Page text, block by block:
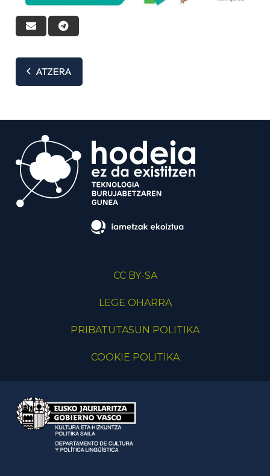
ATZERA
CC BY-SA
LEGE OHARRA
PRIBATUTASUN POLITIKA
COOKIE POLITIKA